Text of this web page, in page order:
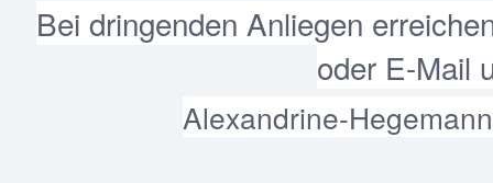
Bei dringenden Anliegen
oder E-Mail
Alexandrine-